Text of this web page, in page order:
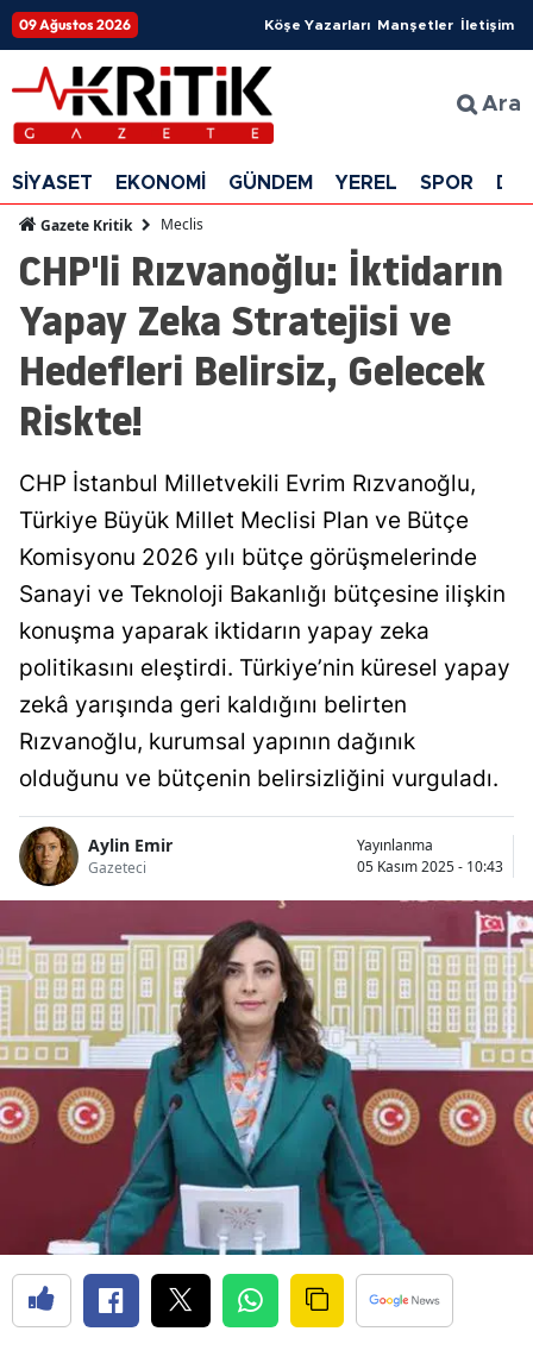
09 Ağustos 2026 Köşe Yazarları Manşetler İletişim
Ara
SİYASET EKONOMİ GÜNDEM YEREL SPOR
Gazete Kritik Meclis
CHP'li Rızvanoğlu: İktidarın
Yapay Zeka Stratejisi ve
Hedefleri Belirsiz, Gelecek
Riskte!
CHP İstanbul Milletvekili Evrim Rızvanoğlu,
Türkiye Büyük Millet Meclisi Plan ve Bütçe
Komisyonu 2026 yılı bütçe görüşmelerinde
Sanayi ve Teknoloji Bakanlığı bütçesine ilişkin
konuşma yaparak iktidarın yapay zeka
politikasını eleştirdi. Türkiye’nin küresel yapay
zekâ yarışında geri kaldığını belirten
Rızvanoğlu, kurumsal yapının dağınık
olduğunu ve bütçenin belirsizliğini vurguladı.
Aylin Emir
Gazeteci
Yayınlanma
05 Kasım 2025 - 10:43